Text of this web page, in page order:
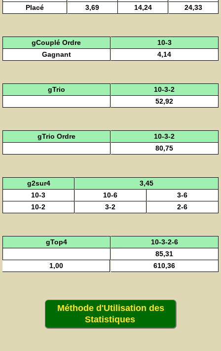
Placé
3,69 14,24 24,33
gCouplé Ordre
10-3
Gagnant
4,14
gTrio
10-3-2
52,92
gTrio Ordre
10-3-2
80,75
g2sur4
3,45
10-3
10-6
3-6
10-2
3-2 2-6
gTop4
10-3-2-6
85,31
1,00
610,36
Méthode d'Utilisation des
Statistiques